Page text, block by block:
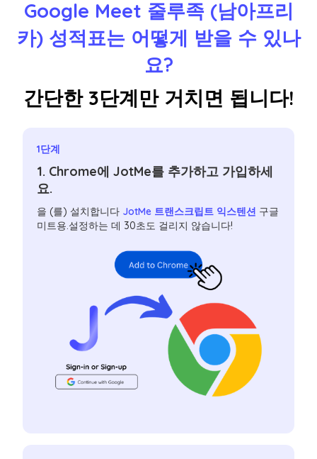
Google Meet 줄루족 (남아프리
카) 성적표는 어떻게 받을 수 있나
요?
간단한 3단계만 거치면 됩니다!
1단계
1. Chrome에 JotMe를 추가하고 가입하세
요.
을 (를) 설치합니다 JotMe 트랜스크립트 익스텐션 구글
미트용.설정하는 데 30초도 걸리지 않습니다!